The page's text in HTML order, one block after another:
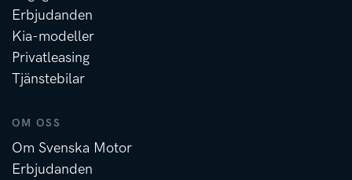
Erbjudanden
Kia-modeller
Privatleasing
Tjänstebilar
OM OSS
Om Svenska Motor
Erbjudanden